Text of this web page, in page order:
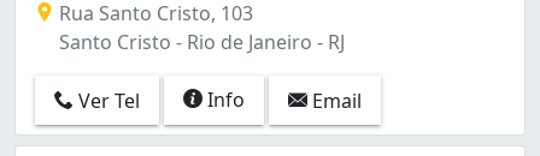
Rua Santo Cristo, 103
Santo Cristo - Rio de Janeiro - RJ
Ver Tel Info Email